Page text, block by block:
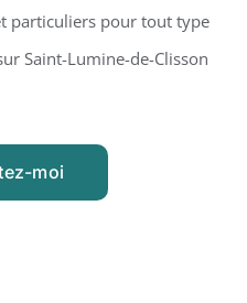
particuliers pour tout type
Saint-Lumine-de-Clisson
moi